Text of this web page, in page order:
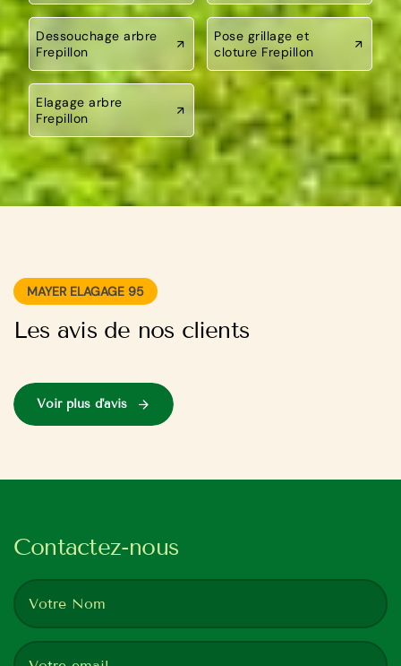
Dessouchage arbre
Frepillon
Pose grillage et
cloture Frepillon
Elagage arbre
Frepillon
MAYER ELAGAGE 95
Les avis de nos clients
Voir plus d'avis
Contactez-nous